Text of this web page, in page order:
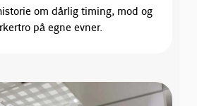
om dårlig timing, mod og
på egne evner.